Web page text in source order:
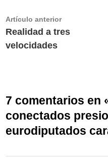
Navegación
de
entradas
Artículo anteriorArtículo
anterior:
Realidad a tres
velocidades
7 comentarios en
conectados
eurodiputados